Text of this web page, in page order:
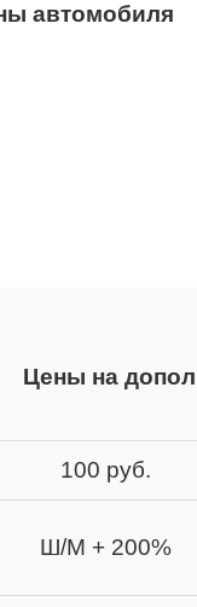
автомобиля
Цены на
100 руб.
Ш/М + 200%